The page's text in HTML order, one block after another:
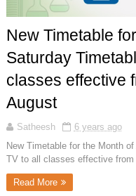
New Timetable
Saturday
classes effective
August
Satheesh
6 years ago
New Timetable for the Month
TV to all classes effective
Read More